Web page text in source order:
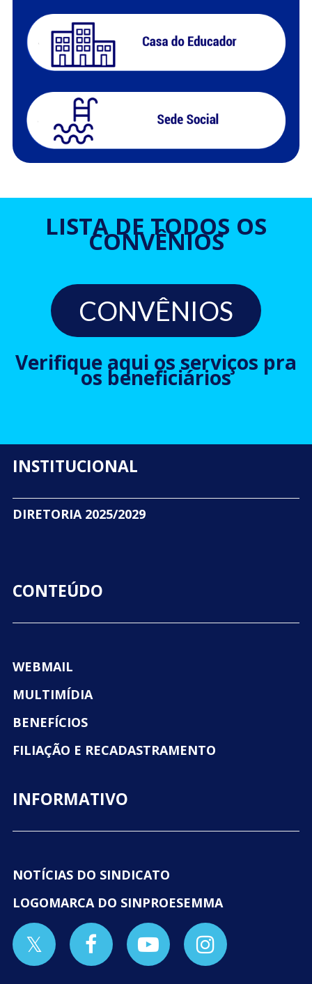
LISTA DE TODOS OS
CONVÊNIOS
CONVÊNIOS
Verifique aqui os serviços pra
os beneficiários
INSTITUCIONAL
DIRETORIA 2025/2029
CONTEÚDO
WEBMAIL
MULTIMÍDIA
BENEFÍCIOS
FILIAÇÃO E RECADASTRAMENTO
INFORMATIVO
NOTÍCIAS DO SINDICATO
LOGOMARCA DO SINPROESEMMA